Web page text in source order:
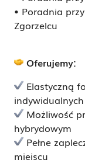
• Poradnia
Zgorzelcu
Oferujemy:
Elastyczną
Możliwość
hybrydowym
Pełne
miejscu